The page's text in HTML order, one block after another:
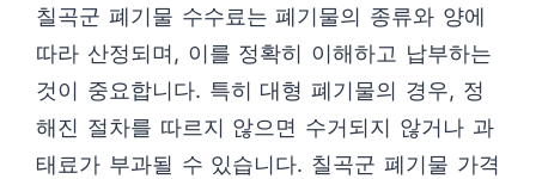
칠곡군 폐기물 수수료는 폐기물의 종류와 양에
따라 산정되며, 이를 정확히 이해하고 납부하는
것이 중요합니다. 특히 대형 폐기물의 경우, 정
해진 절차를 따르지 않으면 수거되지 않거나 과
태료가 부과될 수 있습니다. 칠곡군 폐기물 가격